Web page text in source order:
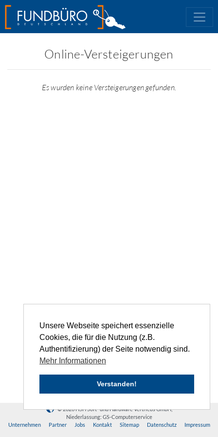
Unsere Webseite speichert essenzielle
Cookies, die für die Nutzung (z.B.
Authentifizierung) der Seite notwendig sind.
Mehr Informationen
Verstanden!
Online-Versteigerungen
Es wurden keine Versteigerungen gefunden.
© 2026 HSH Soft- und Hardware Vertriebs GmbH,
Niederlassung: GS-Computerservice
Unternehmen
Partner Jobs Kontakt Sitemap Datenschutz Impressum